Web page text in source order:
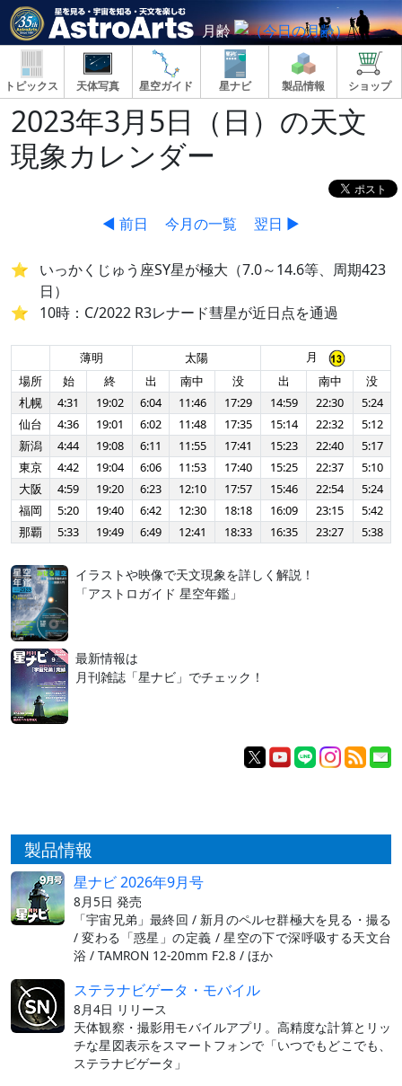
月齢
トピックス 天体写真 星空ガイド 星ナビ 製品情報 ショップ
2023年3月5日（日）の天文
現象カレンダー
◀ 前日 今月の一覧 翌日 ▶
いっかくじゅう座SY星が極大（7.0～14.6等、周期423
日）
10時：C/2022 R3レナード彗星が近日点を通過
薄明 太陽
月
場所
始 終 出 南中 没 出 南中
没
札幌
4:31 19:02 6:04 11:46 17:29 14:59 22:30
5:24
仙台
4:36 19:01 6:02 11:48 17:35 15:14 22:32
5:12
新潟
4:44 19:08 6:11 11:55 17:41 15:23 22:40
5:17
東京
4:42 19:04 6:06 11:53 17:40 15:25 22:37
5:10
大阪
4:59 19:20 6:23 12:10 17:57 15:46 22:54
5:24
福岡
5:20 19:40 6:42 12:30 18:18 16:09 23:15
5:42
那覇
5:33 19:49 6:49 12:41 18:33 16:35 23:27 5:38
イラストや映像で天文現象を詳しく解説！
「アストロガイド 星空年鑑」
最新情報は
月刊雑誌「星ナビ」でチェック！
製品情報
星ナビ 2026年9月号
8月5日 発売
「宇宙兄弟」最終回 / 新月のペルセ群極大を見る・撮る
/ 変わる「惑星」の定義 / 星空の下で深呼吸する天文台
浴 / TAMRON 12-20mm F2.8 / ほか
ステラナビゲータ・モバイル
8月4日 リリース
天体観察・撮影用モバイルアプリ。高精度な計算とリッ
チな星図表示をスマートフォンで「いつでもどこでも、
ステラナビゲータ」